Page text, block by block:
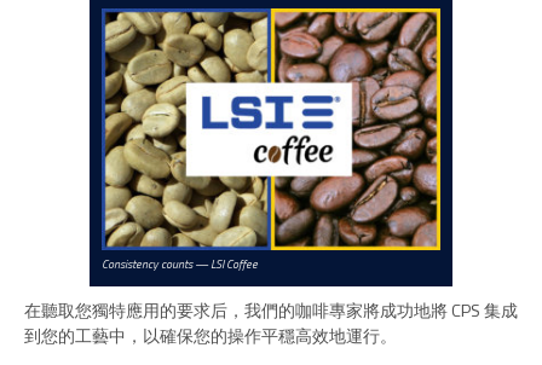
Consistency counts — LSI Coffee
在聽取您獨特應用的要求后，我們的咖啡專家將成功地將 CPS 集成
到您的工藝中，以確保您的操作平穩高效地運行。